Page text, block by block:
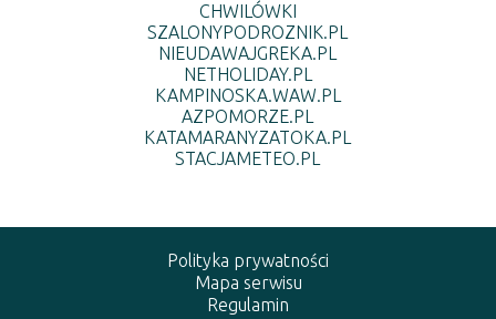
CHWILÓWKI
SZALONYPODROZNIK.PL
NIEUDAWAJGREKA.PL
NETHOLIDAY.PL
KAMPINOSKA.WAW.PL
AZPOMORZE.PL
KATAMARANYZATOKA.PL
STACJAMETEO.PL
Polityka prywatności
Mapa serwisu
Regulamin